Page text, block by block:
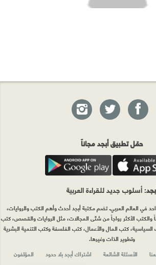
حمّل تطبيق أبجد مجاناً
: أسلوب جديد للقراءة العربية
في العالم العربي. تضم مكتبة أبجد أحدث وأهم الكتب والروايات،
والكتب الأكثر رواجاً من شتّى المجالات، مثل الروايات والقصص، كتب
السياسية، كتب المال والأعمال، كتب الفلسفة وكتب التنمية البشرية
وتطوير الذات وغيرها.
الأسئلة الشائعة اشتراك أبجد بلا حدود المؤلفون